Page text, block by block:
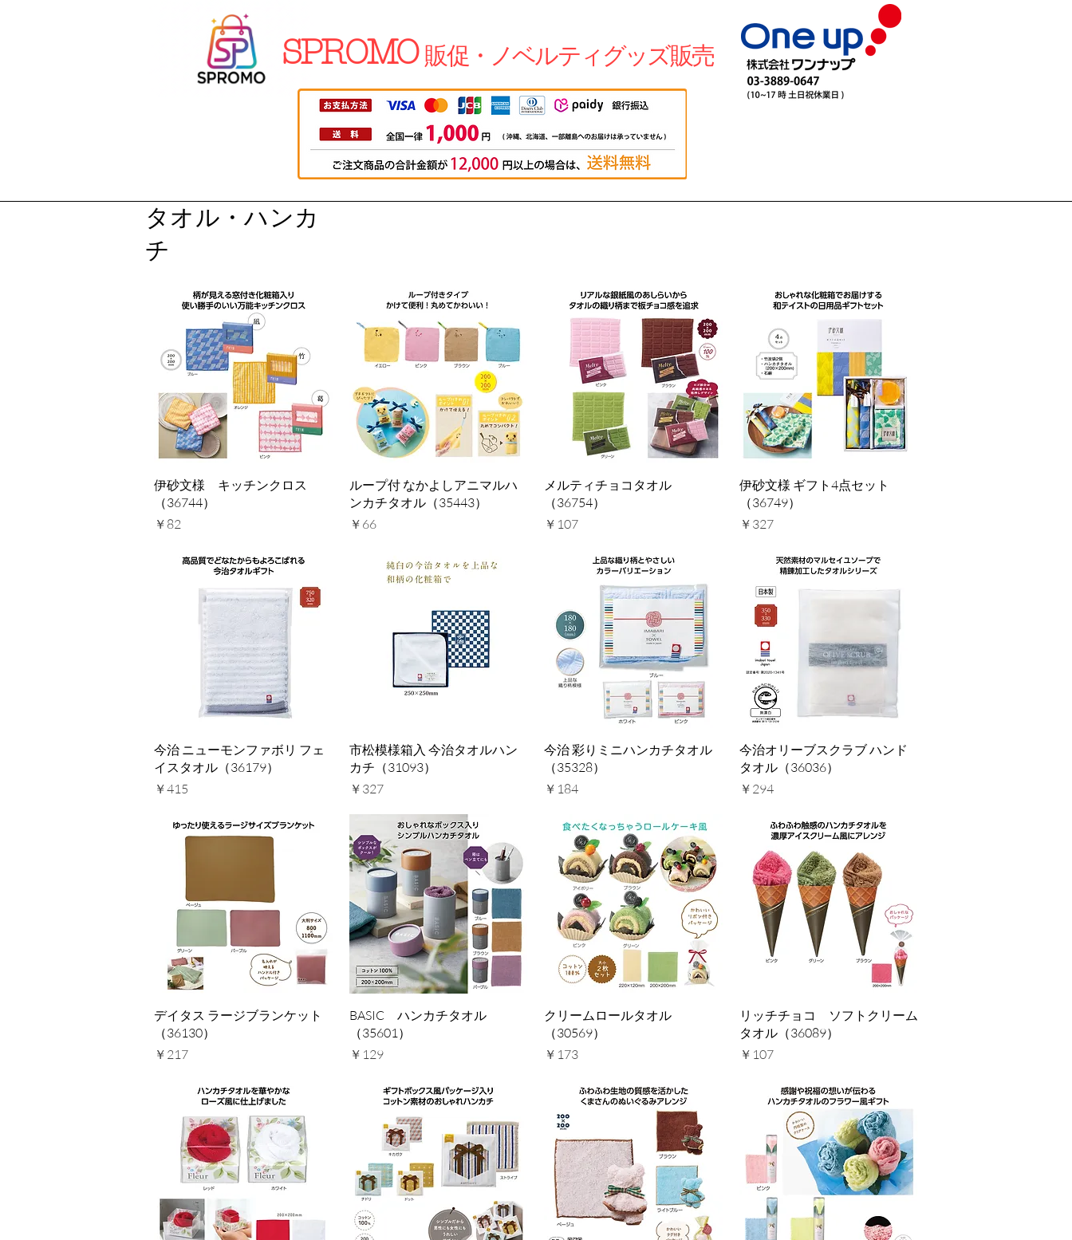
SPROMO 販促・ノベルティグッズ販売
タオル・ハンカ
チ
クイックビュー
伊砂文様 キッチンクロス
（36744）
価格
￥82
クイックビュー
ループ付 なかよしアニマルハ
ンカチタオル（35443）
価格
￥66
クイックビュー
メルティチョコタオル
（36754）
価格
￥107
クイックビュー
伊砂文様 ギフト4点セット
（36749）
価格
￥327
クイックビュー
今治 ニューモンファボリ フェ
イスタオル（36179）
価格
￥415
クイックビュー
市松模様箱入 今治タオルハン
カチ（31093）
価格
￥327
クイックビュー
今治 彩りミニハンカチタオル
（35328）
価格
￥184
クイックビュー
今治オリーブスクラブ ハンド
タオル（36036）
価格
￥294
クイックビュー
デイタス ラージブランケット
（36130）
価格
￥217
クイックビュー
BASIC ハンカチタオル
（35601）
価格
￥129
クイックビュー
クリームロールタオル
（30569）
価格
￥173
クイックビュー
リッチチョコ ソフトクリーム
タオル（36089）
価格
￥107